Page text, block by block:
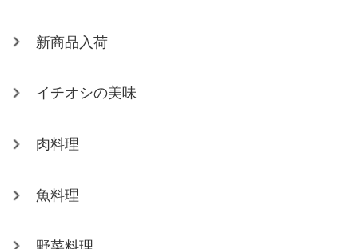
新商品入荷
イチオシの美味
肉料理
魚料理